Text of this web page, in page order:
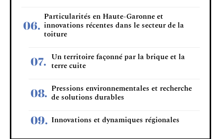
Particularités en Haute-Garonne et
innovations récentes dans le secteur de la
toiture
Un territoire façonné par la brique et la
terre cuite
Pressions environnementales et recherche
de solutions durables
Innovations et dynamiques régionales